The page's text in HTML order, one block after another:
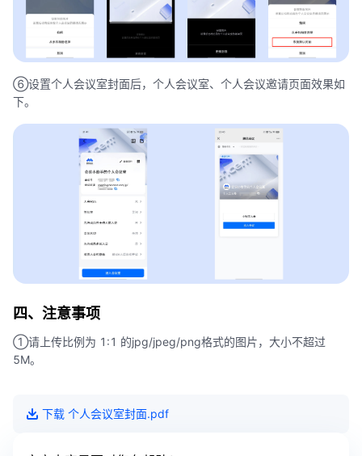
⑥设置个人会议室封面后，个人会议室、个人会议邀请页面效果如
下。
四、注意事项
①请上传比例为 1:1 的jpg/jpeg/png格式的图片，大小不超过
5M。
下载 个人会议室封面.pdf